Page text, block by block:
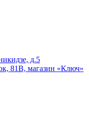
д.5
81В, магазин «Ключ»